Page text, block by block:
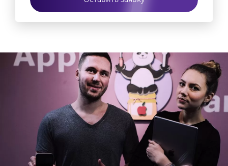
Проблемы с безопасностью. Без регулярных
Перепрошивка и обновление iMac 27 является
важной процедурой, которая помогает
поддерживать устройство в актуальном состоянии,
улучшает его производительность и безопасность,
а также обеспечивает совместимость с новыми
программами и операционными системами.
Игнорирование этой процедуры может привести к
ремонту iMacи различным проблемам, включая
снижение производительности и риски
безопасности. Обращайтесь всервисный центр
AppleJam
чтобы обновить или перепрошить свой
iMac с гарантией качественной работы устройства.